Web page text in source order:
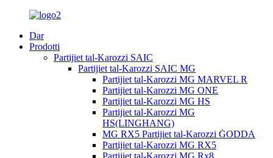
Dar
Prodotti
Partijiet tal-Karozzi SAIC
Partijiet tal-Karozzi SAIC MG
Partijiet tal-Karozzi MG MARVEL R
Partijiet tal-Karozzi MG ONE
Partijiet tal-Karozzi MG HS
Partijiet tal-Karozzi MG
HS(LINGHANG)
MG RX5 Partijiet tal-Karozzi ĠODDA
Partijiet tal-Karozzi MG RX5
Partijiet tal-Karozzi MG Rx8